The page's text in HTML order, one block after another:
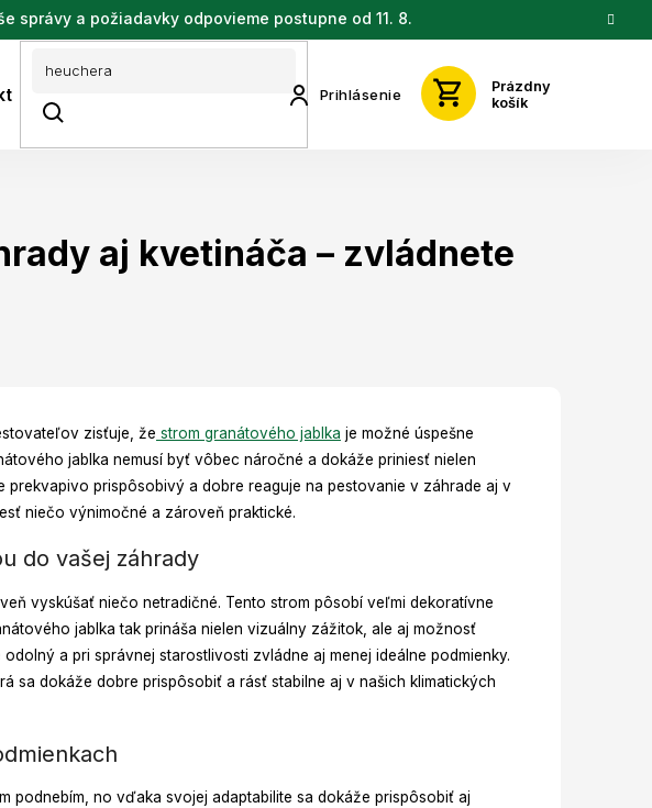
správy a požiadavky odpovieme postupne od 11. 8.
Prihlásenie
Prázdny
košík
aj kvetináča – zvládnete
zisťuje, že strom granátového jablka je možné úspešne
jablka nemusí byť vôbec náročné a dokáže priniesť nielen
prispôsobivý a dobre reaguje na pestovanie v záhrade aj v
niečo výnimočné a zároveň praktické.
do vašej záhrady
vyskúšať niečo netradičné. Tento strom pôsobí veľmi dekoratívne
jablka tak prináša nielen vizuálny zážitok, ale aj možnosť
a pri správnej starostlivosti zvládne aj menej ideálne podmienky.
sa dokáže dobre prispôsobiť a rásť stabilne aj v našich klimatických
podnebím, no vďaka svojej adaptabilite sa dokáže prispôsobiť aj